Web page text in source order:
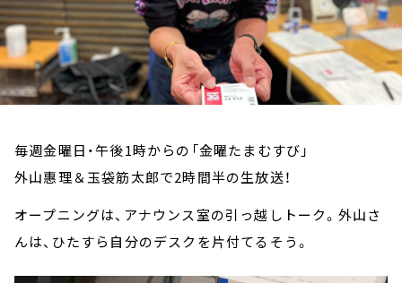
毎週金曜日・午後1時からの「金曜たまむすび」
外山惠理＆玉袋筋太郎で2時間半の生放送！
オープニングは、アナウンス室の引っ越しトーク。外山さ
んは、ひたすら自分のデスクを片付てるそう。